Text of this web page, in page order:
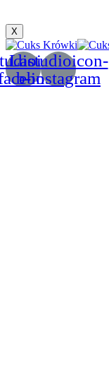
X
Lastudioicon-
b-instagram